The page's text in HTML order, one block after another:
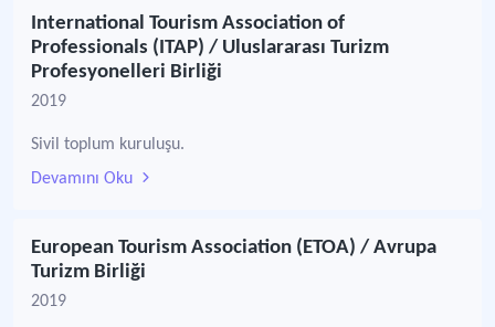
International Tourism Association of
Professionals (ITAP) / Uluslararası Turizm
Profesyonelleri Birliği
2019
Sivil toplum kuruluşu.
Devamını Oku
European Tourism Association (ETOA) / Avrupa
Turizm Birliği
2019